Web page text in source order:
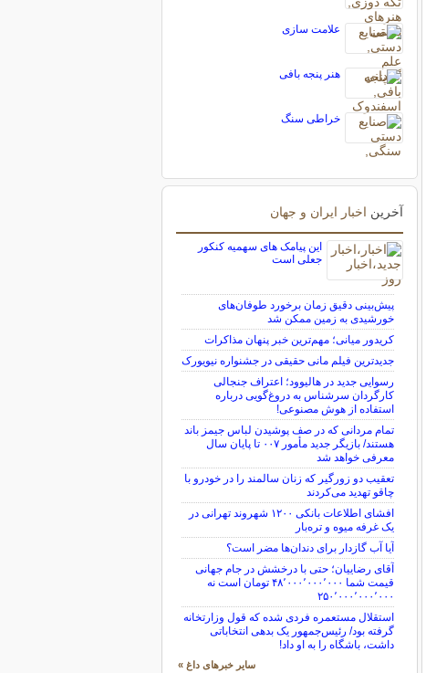
علامت سازی
هنر پنجه بافی
خراطی سنگ
آخرین اخبار ایران و جهان
این پیامک های سهمیه کنکور
جعلی است
پیش‌بینی دقیق زمان برخورد طوفان‌های
خورشیدی به زمین ممکن شد
کریدور میانی؛ مهم‌ترین خبر پنهان مذاکرات
جدیدترین فیلم مانی حقیقی در جشنواره نیویورک
رسوایی جدید در هالیوود؛ اعتراف جنجالی
کارگردان سرشناس به دروغ‌گویی درباره
استفاده از هوش مصنوعی!
تمام مردانی که در صف پوشیدن لباس جیمز باند
هستند/ بازیگر جدید مأمور ۰۰۷ تا پایان سال
معرفی خواهد شد
تعقیب دو زورگیر که زنان سالمند را در خودرو با
چاقو تهدید می‌کردند
افشای اطلاعات بانکی ۱۲۰۰ شهروند تهرانی در
یک غرفه میوه و تره‌بار
آیا آب گازدار برای دندان‌ها مضر است؟
آقای رضاییان؛ حتی با درخشش در جام جهانی
قیمت شما ۴۸٬۰۰۰٬۰۰۰٬۰۰۰ تومان است نه
۲۵۰٬۰۰۰٬۰۰۰٬۰۰۰
استقلال مستعمره فردی شده که قول وزارتخانه
گرفته بود/ رئیس‌جمهور یک بدهی انتخاباتی
داشت، باشگاه را به او داد!
سایر خبرهای داغ »